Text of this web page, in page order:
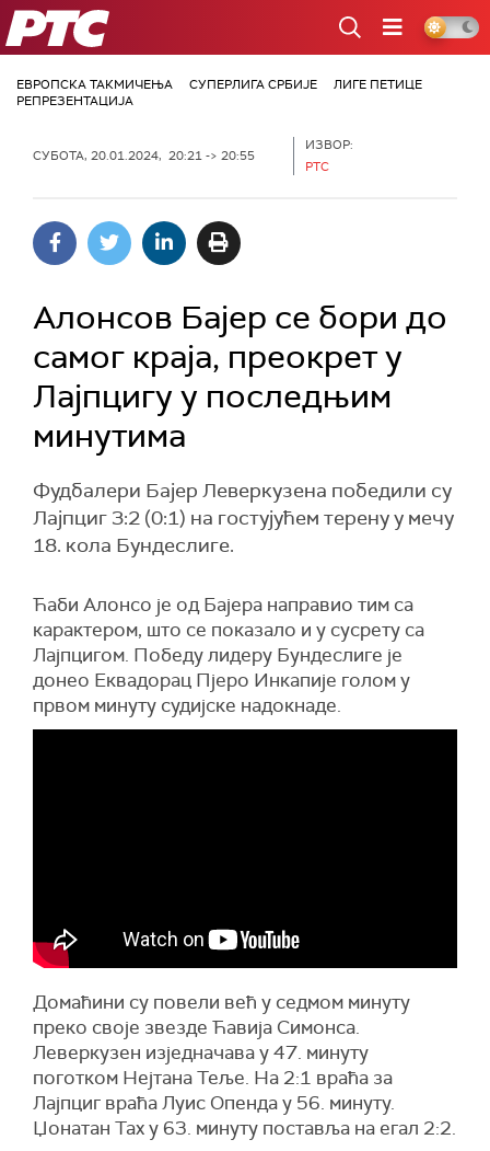
РТС
ЕВРОПСКА ТАКМИЧЕЊА СУПЕРЛИГА СРБИЈЕ
ЛИГЕ ПЕТИЦЕ
РЕПРЕЗЕНТАЦИЈА
СУБОТА, 20.01.2024, 20:21 -> 20:55
ИЗВОР:
РТС
Алонсов Бајер се бори до
самог краја, преокрет у
Лајпцигу у последњим
минутима
Фудбалери Бајер Леверкузена победили су
Лајпциг 3:2 (0:1) на гостујућем терену у мечу
18. кола Бундеслиге.
Ћаби Алонсо је од Бајера направио тим са
карактером, што се показало и у сусрету са
Лајпцигом. Победу лидеру Бундеслиге је
донео Еквадорац Пјеро Инкапије голом у
првом минуту судијске надокнаде.
Домаћини су повели већ у седмом минуту
преко своје звезде Ћавија Симонса.
Леверкузен изједначава у 47. минуту
поготком Нејтана Теље. На 2:1 враћа за
Лајпциг враћа Луис Опенда у 56. минуту.
Џонатан Тах у 63. минуту поставља на егал 2:2.